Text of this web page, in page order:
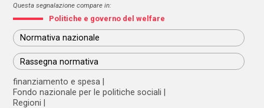
Questa segnalazione compare in:
Politiche e governo del welfare
Normativa nazionale
Rassegna normativa
finanziamento e spesa
Fondo nazionale per le politiche sociali
Regioni